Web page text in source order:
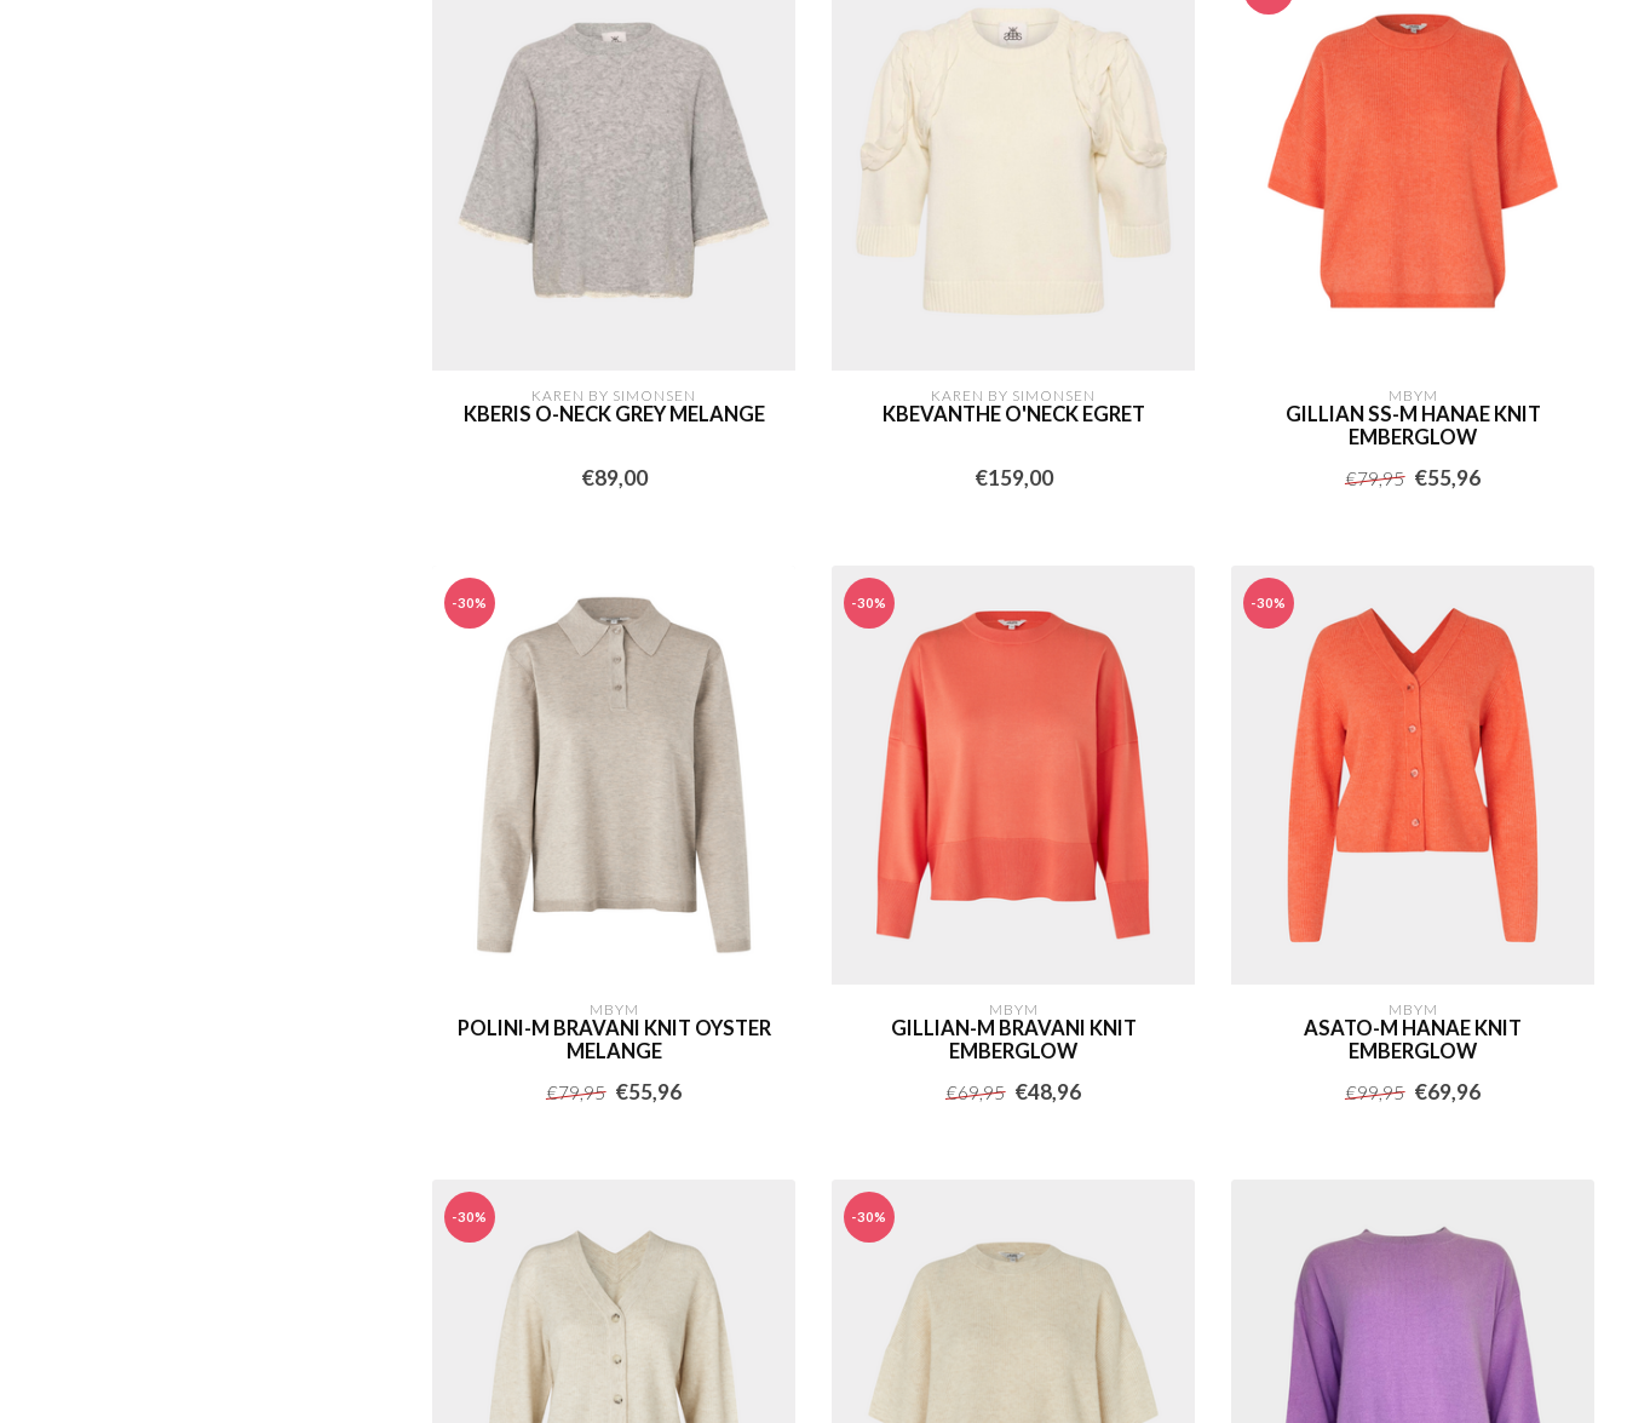
KAREN BY SIMONSEN
KBERIS O-NECK GREY MELANGE
€89,00
KAREN BY SIMONSEN
KBEVANTHE O'NECK EGRET
€159,00
MBYM
GILLIAN SS-M HANAE KNIT
EMBERGLOW
€79,95 €55,96
-30%
MBYM
POLINI-M BRAVANI KNIT OYSTER
MELANGE
€79,95 €55,96
-30%
MBYM
GILLIAN-M BRAVANI KNIT
EMBERGLOW
€69,95 €48,96
-30%
MBYM
ASATO-M HANAE KNIT
EMBERGLOW
€99,95 €69,96
-30% -30%